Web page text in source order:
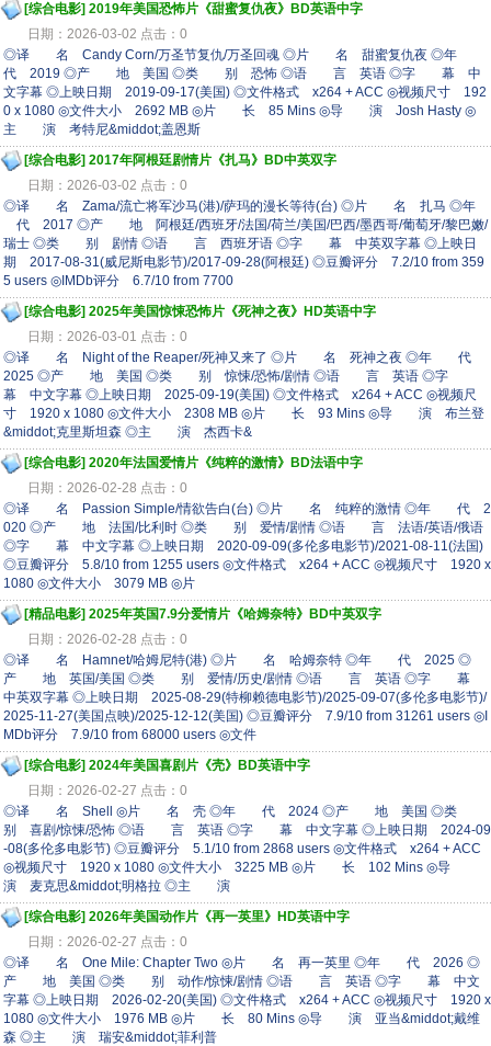
[综合电影] 2019年美国恐怖片《甜蜜复仇夜》BD英语中字
日期：2026-03-02 点击：0
◎译 名 Candy Corn/万圣节复仇/万圣回魂 ◎片 名 甜蜜复仇夜 ◎年
代 2019 ◎产 地 美国 ◎类 别 恐怖 ◎语 言 英语 ◎字 幕 中
文字幕 ◎上映日期 2019-09-17(美国) ◎文件格式 x264 + ACC ◎视频尺寸 192
0 x 1080 ◎文件大小 2692 MB ◎片 长 85 Mins ◎导 演 Josh Hasty ◎
主 演 考特尼&middot;盖恩斯
[综合电影] 2017年阿根廷剧情片《扎马》BD中英双字
日期：2026-03-02 点击：0
◎译 名 Zama/流亡将军沙马(港)/萨玛的漫长等待(台) ◎片 名 扎马 ◎年
代 2017 ◎产 地 阿根廷/西班牙/法国/荷兰/美国/巴西/墨西哥/葡萄牙/黎巴嫩/
瑞士 ◎类 别 剧情 ◎语 言 西班牙语 ◎字 幕 中英双字幕 ◎上映日
期 2017-08-31(威尼斯电影节)/2017-09-28(阿根廷) ◎豆瓣评分 7.2/10 from 359
5 users ◎IMDb评分 6.7/10 from 7700
[综合电影] 2025年美国惊悚恐怖片《死神之夜》HD英语中字
日期：2026-03-01 点击：0
◎译 名 Night of the Reaper/死神又来了 ◎片 名 死神之夜 ◎年 代
2025 ◎产 地 美国 ◎类 别 惊悚/恐怖/剧情 ◎语 言 英语 ◎字
幕 中文字幕 ◎上映日期 2025-09-19(美国) ◎文件格式 x264 + ACC ◎视频尺
寸 1920 x 1080 ◎文件大小 2308 MB ◎片 长 93 Mins ◎导 演 布兰登
&middot;克里斯坦森 ◎主 演 杰西卡&
[综合电影] 2020年法国爱情片《纯粹的激情》BD法语中字
日期：2026-02-28 点击：0
◎译 名 Passion Simple/情欲告白(台) ◎片 名 纯粹的激情 ◎年 代 2
020 ◎产 地 法国/比利时 ◎类 别 爱情/剧情 ◎语 言 法语/英语/俄语
◎字 幕 中文字幕 ◎上映日期 2020-09-09(多伦多电影节)/2021-08-11(法国)
◎豆瓣评分 5.8/10 from 1255 users ◎文件格式 x264 + ACC ◎视频尺寸 1920 x
1080 ◎文件大小 3079 MB ◎片
[精品电影] 2025年英国7.9分爱情片《哈姆奈特》BD中英双字
日期：2026-02-28 点击：0
◎译 名 Hamnet/哈姆尼特(港) ◎片 名 哈姆奈特 ◎年 代 2025 ◎
产 地 英国/美国 ◎类 别 爱情/历史/剧情 ◎语 言 英语 ◎字 幕
中英双字幕 ◎上映日期 2025-08-29(特柳赖德电影节)/2025-09-07(多伦多电影节)/
2025-11-27(美国点映)/2025-12-12(美国) ◎豆瓣评分 7.9/10 from 31261 users ◎I
MDb评分 7.9/10 from 68000 users ◎文件
[综合电影] 2024年美国喜剧片《壳》BD英语中字
日期：2026-02-27 点击：0
◎译 名 Shell ◎片 名 壳 ◎年 代 2024 ◎产 地 美国 ◎类
别 喜剧/惊悚/恐怖 ◎语 言 英语 ◎字 幕 中文字幕 ◎上映日期 2024-09
-08(多伦多电影节) ◎豆瓣评分 5.1/10 from 2868 users ◎文件格式 x264 + ACC
◎视频尺寸 1920 x 1080 ◎文件大小 3225 MB ◎片 长 102 Mins ◎导
演 麦克思&middot;明格拉 ◎主 演
[综合电影] 2026年美国动作片《再一英里》HD英语中字
日期：2026-02-27 点击：0
◎译 名 One Mile: Chapter Two ◎片 名 再一英里 ◎年 代 2026 ◎
产 地 美国 ◎类 别 动作/惊悚/剧情 ◎语 言 英语 ◎字 幕 中文
字幕 ◎上映日期 2026-02-20(美国) ◎文件格式 x264 + ACC ◎视频尺寸 1920 x
1080 ◎文件大小 1976 MB ◎片 长 80 Mins ◎导 演 亚当&middot;戴维
森 ◎主 演 瑞安&middot;菲利普